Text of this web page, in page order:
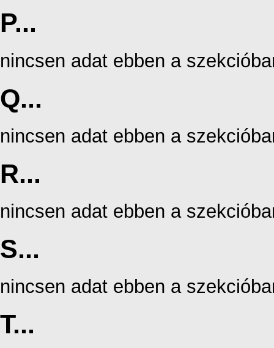
P...
nincsen adat ebben a
Q...
nincsen adat ebben a
R...
nincsen adat ebben a
S...
nincsen adat ebben a
T...